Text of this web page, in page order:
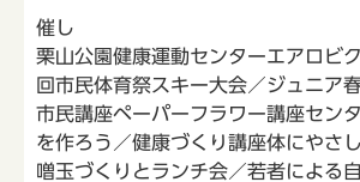
催し
栗山公園健康運動センターエアロビ
回市民体育祭スキー大会／ジュニア
市民講座ペーパーフラワー講座セン
を作ろう／健康づくり講座体にやさ
噌玉づくりとランチ会／若者による